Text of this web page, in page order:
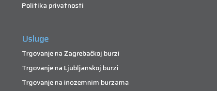
Politika privatnosti
Usluge
Trgovanje na Zagrebačkoj burzi
Trgovanje na Ljubljanskoj burzi
Trgovanje na inozemnim burzama